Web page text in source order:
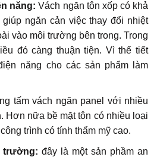
năng: Vách ngăn tôn xốp có khả
ngăn cản việc thay đổi nhiệt
vào môi trường bên trong. Trong
đó càng thuận tiện. Vì thế tiết
năng cho các sản phẩm làm
tấm vách ngăn panel với nhiều
Hơn nữa bề mặt tôn có nhiều loại
trình có tính thẩm mỹ cao.
trường: đây là một sản phầm an